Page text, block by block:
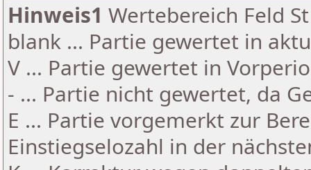
Hinweis1 Wertebereich Feld
blank ... Partie gewertet in
V ... Partie gewertet in
- ... Partie nicht gewertet, da
E ... Partie vorgemerkt zur
Einstiegselozahl in der